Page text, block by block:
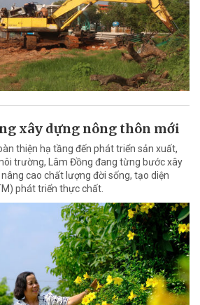
xây dựng nông thôn mới
thiện hạ tầng đến phát triển sản xuất,
trường, Lâm Đồng đang từng bước xây
cao chất lượng đời sống, tạo diện
phát triển thực chất.